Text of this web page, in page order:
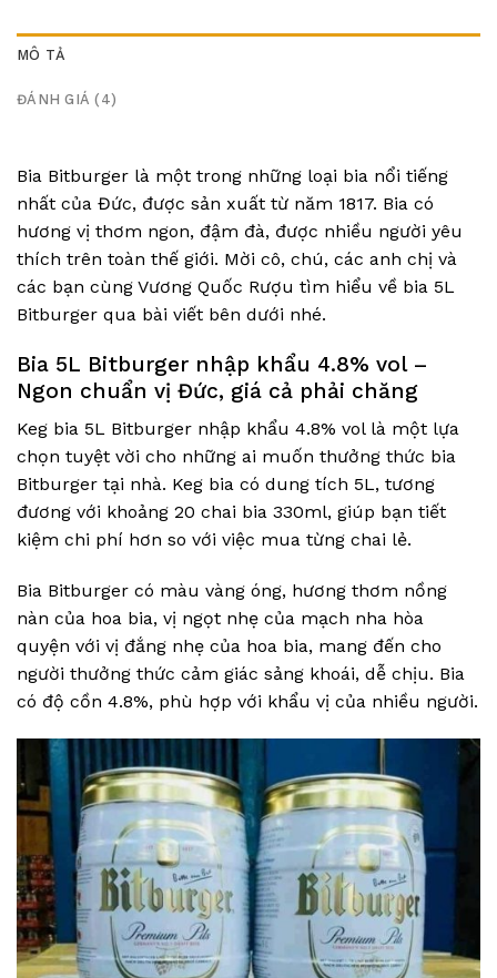
MÔ TẢ
ĐÁNH GIÁ (4)
Bia Bitburger là một trong những loại bia nổi tiếng
nhất của Đức, được sản xuất từ năm 1817. Bia có
hương vị thơm ngon, đậm đà, được nhiều người yêu
thích trên toàn thế giới. Mời cô, chú, các anh chị và
các bạn cùng Vương Quốc Rượu tìm hiểu về bia 5L
Bitburger qua bài viết bên dưới nhé.
Bia 5L Bitburger nhập khẩu 4.8% vol –
Ngon chuẩn vị Đức, giá cả phải chăng
Keg bia 5L Bitburger nhập khẩu 4.8% vol là một lựa
chọn tuyệt vời cho những ai muốn thưởng thức bia
Bitburger tại nhà. Keg bia có dung tích 5L, tương
đương với khoảng 20 chai bia 330ml, giúp bạn tiết
kiệm chi phí hơn so với việc mua từng chai lẻ.
Bia Bitburger có màu vàng óng, hương thơm nồng
nàn của hoa bia, vị ngọt nhẹ của mạch nha hòa
quyện với vị đắng nhẹ của hoa bia, mang đến cho
người thưởng thức cảm giác sảng khoái, dễ chịu. Bia
có độ cồn 4.8%, phù hợp với khẩu vị của nhiều người.